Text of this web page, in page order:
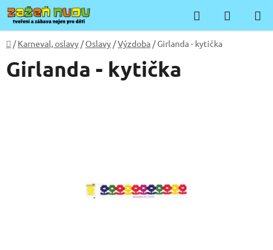
Přejít
na
obsah
Hledat
KOŠÍK
Domů
/ Karneval, oslavy /Oslavy /Výzdoba /Girlanda - kytička
Girlanda - kytička